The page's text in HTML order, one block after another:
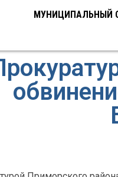
МУНИЦИПАЛЬНЫЙ